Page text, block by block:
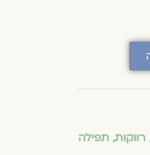
רווקות, תפילה